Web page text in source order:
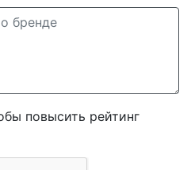
повысить рейтинг